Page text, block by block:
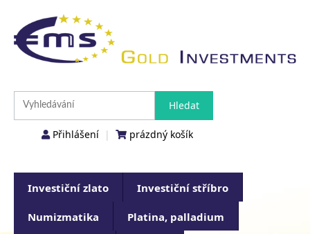
Přihlášení | prázdný košík
Investiční zlato Investiční stříbro
Numizmatika Platina, palladium